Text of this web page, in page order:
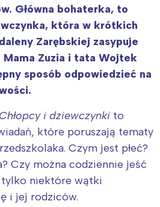
Główna bohaterka, to
która w krótkich
Zarębskiej zasypuje
Zuzia i tata Wojtek
sposób odpowiedzieć na
i dziewczynki to
które poruszają tematy
Czym jest płeć?
Czy można codziennie jeść
tylko niektóre wątki
i jej rodziców.